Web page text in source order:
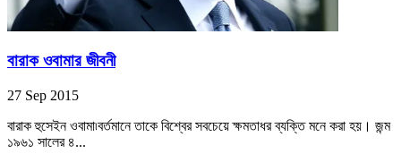
বারাক ওবামার জীবনী
27 Sep 2015
বারাক হুসেইন ওবামা৷বর্তমানে তাকে বিশ্বের সবচেয়ে ক্ষমতাধর ব্যক্তি মনে করা হয়। জন্ম
১৯৬১ সালের ৪...